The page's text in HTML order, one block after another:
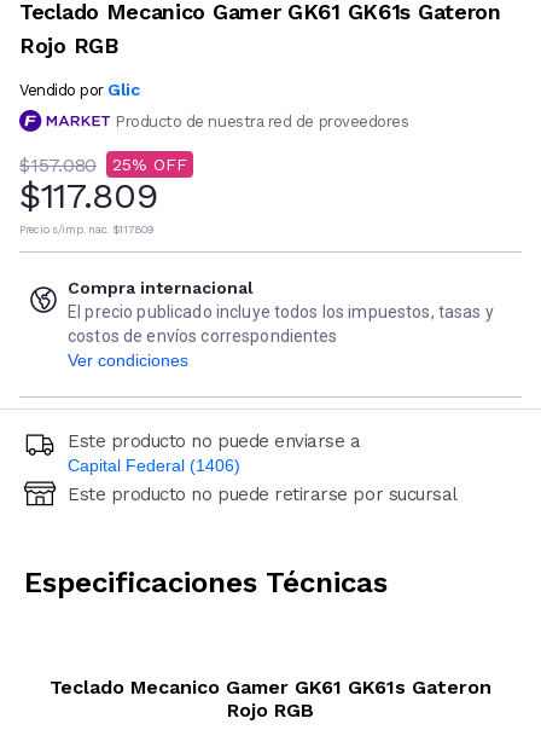
Teclado Mecanico Gamer GK61 GK61s Gateron
Rojo RGB
Vendido por Glic
Producto de nuestra red de proveedores
$157.080 25
$117.809
Precio s/imp. nac. $117.809
Compra internacional
El precio publicado incluye todos los impuestos, tasas y
costos de envíos correspondientes
Ver condiciones
Este producto no puede enviarse a
Capital Federal (1406)
Ingresá código postal (sólo números)
Este producto no puede retirarse por sucursal
Especificaciones Técnicas
Teclado Mecanico Gamer GK61 GK61s Gateron
Rojo RGB